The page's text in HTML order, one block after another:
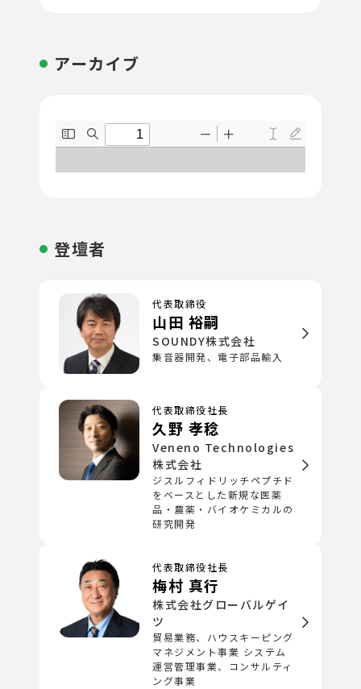
アーカイブ
登壇者
代表取締役
山田 裕嗣
SOUNDY株式会社
集音器開発、電子部品輸入
代表取締役社長
久野 孝稔
Veneno Technologies
株式会社
ジスルフィドリッチペプチド
をベースとした新規な医薬
品・農薬・バイオケミカルの
研究開発
代表取締役社長
梅村 真行
株式会社グローバルゲイ
ツ
貿易業務、ハウスキーピング
マネジメント事業 システム
運営管理事業、コンサルティ
ング事業